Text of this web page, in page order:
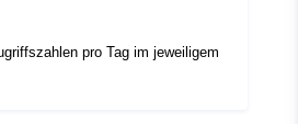
http://data.europa.eu/88u/dataset/
pro Tag im jeweiligem